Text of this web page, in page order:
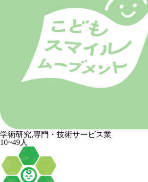
学術研究,専門・技術サービス業
10~49人